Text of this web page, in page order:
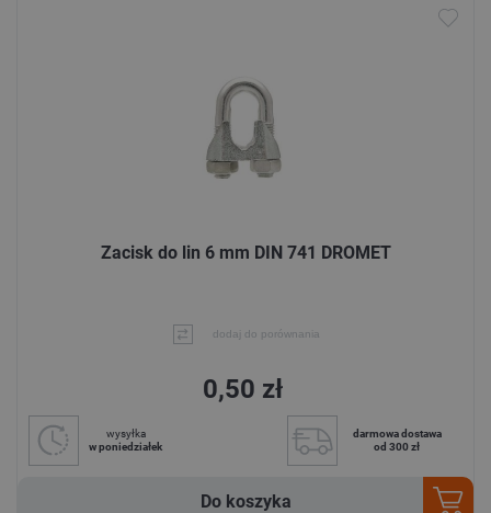
Zacisk do lin 6 mm DIN 741 DROMET
dodaj do porównania
0,50 zł
wysyłka
w poniedziałek
darmowa dostawa
od 300 zł
Do koszyka